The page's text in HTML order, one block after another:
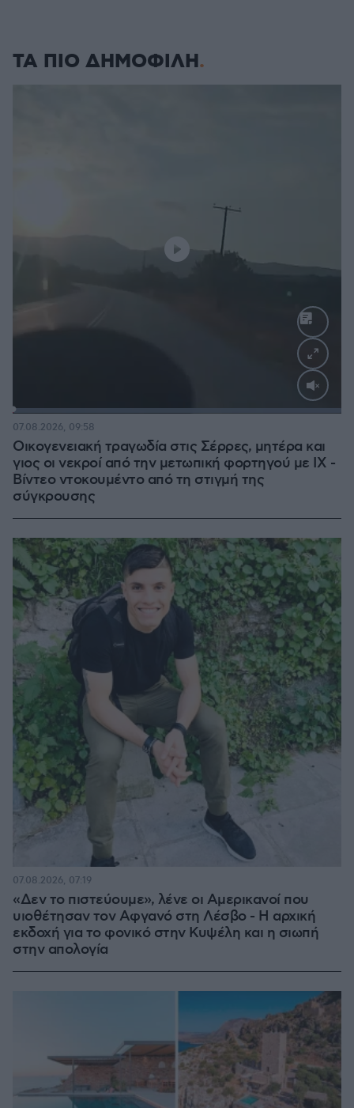
ΤΑ ΠΙΟ ΔΗΜΟΦΙΛΗ
Loaded:
Οικογενειακή τραγωδία στις Σέρρες, μητέρα και
γιος οι νεκροί από την μετωπική φορτηγού με ΙΧ -
Βίντεο ντοκουμέντο από τη στιγμή της
σύγκρουσης
07.08.2026, 09:58
«Δεν το πιστεύουμε», λένε οι Αμερικανοί που
υιοθέτησαν τον Αφγανό στη Λέσβο - Η αρχική
εκδοχή για το φονικό στην Κυψέλη και η σιωπή
στην απολογία
07.08.2026, 07:19